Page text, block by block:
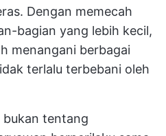
Dengan memecah
bagian yang lebih kecil,
menangani berbagai
terlalu terbebani oleh
tentang